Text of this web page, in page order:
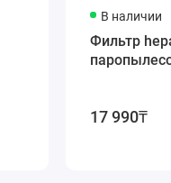
В наличии
Фильтр
17 990₸